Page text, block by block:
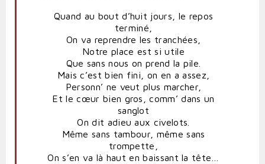
Quand au bout d’huit jours, le repos
terminé,
On va reprendre les tranchées,
Notre place est si utile
Que sans nous on prend la pile.
Mais c’est bien fini, on en a assez,
Personn’ ne veut plus marcher,
Et le cœur bien gros, comm’ dans un
sanglot
On dit adieu aux civelots.
Même sans tambour, même sans
trompette,
On s’en va là haut en baissant la tête…